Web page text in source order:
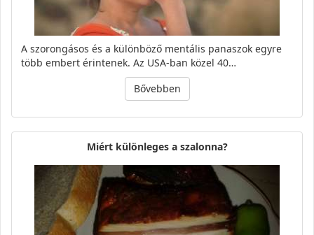
A szorongásos és a különböző mentális panaszok egyre
több embert érintenek. Az USA-ban közel 40…
Bővebben
Miért különleges a szalonna?